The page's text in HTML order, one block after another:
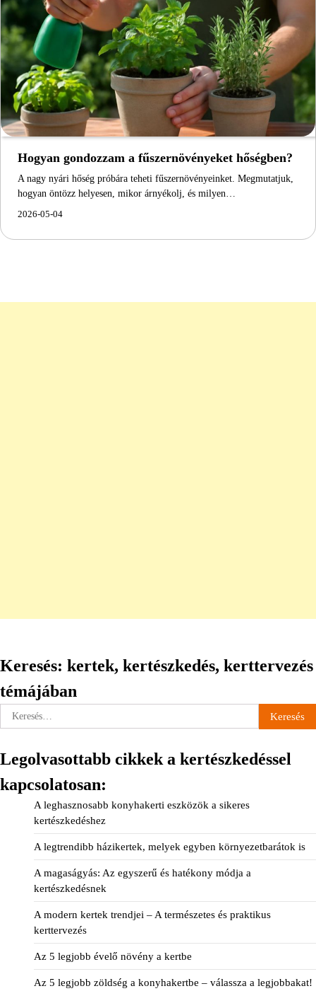
Hogyan gondozzam a fűszernövényeket hőségben?
A nagy nyári hőség próbára teheti fűszernövényeinket. Megmutatjuk,
hogyan öntözz helyesen, mikor árnyékolj, és milyen…
2026-05-04
Keresés: kertek, kertészkedés, kerttervezés
témájában
Keresés:
Legolvasottabb cikkek a kertészkedéssel
kapcsolatosan:
A leghasznosabb konyhakerti eszközök a sikeres
kertészkedéshez
A legtrendibb házikertek, melyek egyben környezetbarátok is
A magaságyás: Az egyszerű és hatékony módja a
kertészkedésnek
A modern kertek trendjei – A természetes és praktikus
kerttervezés
Az 5 legjobb évelő növény a kertbe
Az 5 legjobb zöldség a konyhakertbe – válassza a legjobbakat!